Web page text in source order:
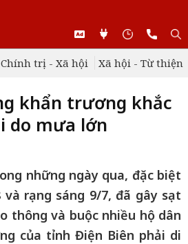
Chính trị - Xã hội Xã hội - Từ thiện
khẩn trương khắc
do mưa lớn
những ngày qua, đặc biệt
rạng sáng 9/7, đã gây sạt
thông và buộc nhiều hộ dân
của tỉnh Điện Biên phải di